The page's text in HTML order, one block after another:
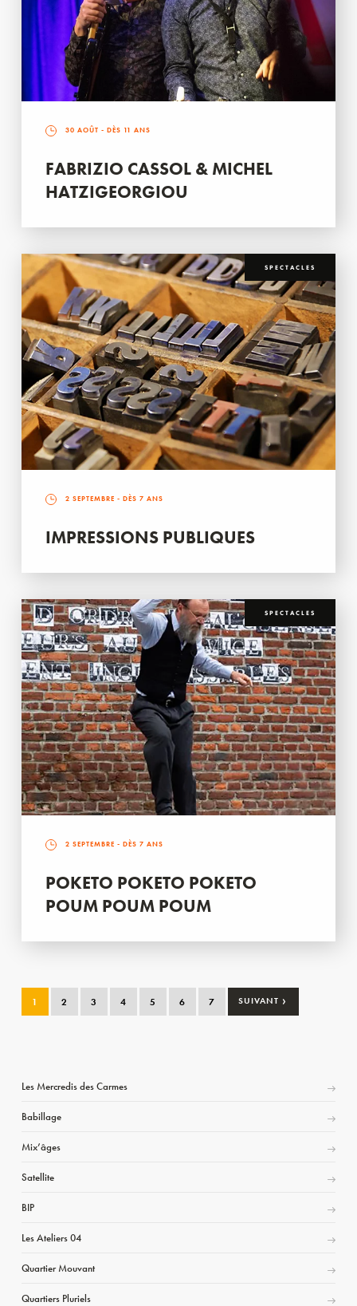
30 AOÛT - DÈS 11 ANS
FABRIZIO CASSOL & MICHEL
HATZIGEORGIOU
SPECTACLES
2 SEPTEMBRE - DÈS 7 ANS
IMPRESSIONS PUBLIQUES
SPECTACLES
2 SEPTEMBRE - DÈS 7 ANS
POKETO POKETO POKETO
POUM POUM POUM
1 2 3 4 5 6 7 SUIVANT ›
Les Mercredis des Carmes
Babillage
Mix’âges
Satellite
BIP
Les Ateliers 04
Quartier Mouvant
Quartiers Pluriels